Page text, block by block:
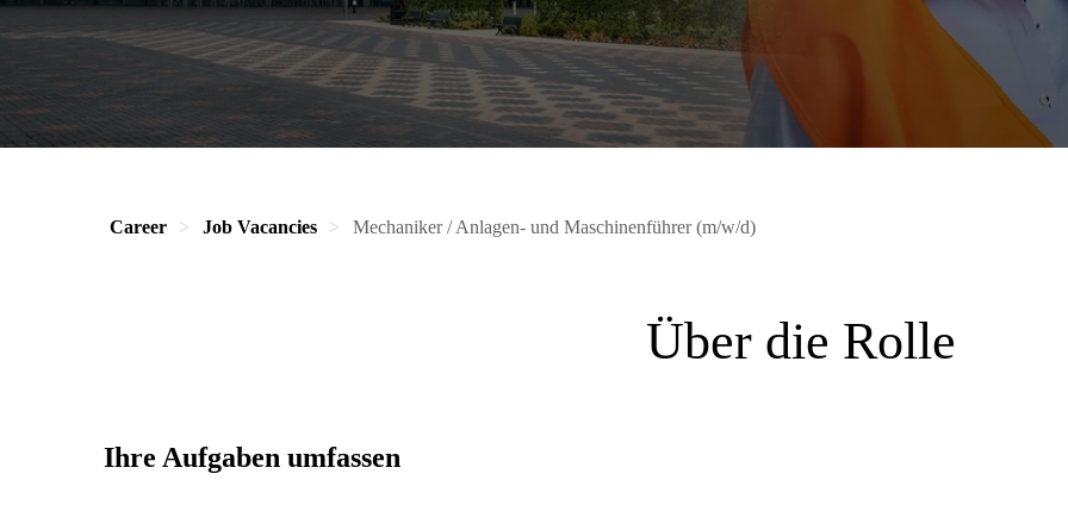
Career Job Vacancies Mechaniker / Anlagen- und Maschinenführer (m/w/d)
Über die Rolle
Ihre Aufgaben umfassen